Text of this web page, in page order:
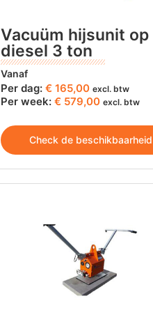
Vacuüm hijsunit op
diesel 3 ton
Vanaf
Per dag:€ 165,00 excl. btw
Per week:€ 579,00 excl. btw
Check de beschikbaarheid